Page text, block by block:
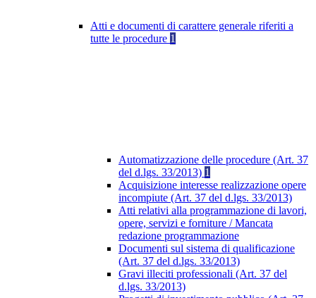
Atti e documenti di carattere generale riferiti a
tutte le procedure 1
Automatizzazione delle procedure (Art. 37
del d.lgs. 33/2013) 1
Acquisizione interesse realizzazione opere
incompiute (Art. 37 del d.lgs. 33/2013)
Atti relativi alla programmazione di lavori,
opere, servizi e forniture / Mancata
redazione programmazione
Documenti sul sistema di qualificazione
(Art. 37 del d.lgs. 33/2013)
Gravi illeciti professionali (Art. 37 del
d.lgs. 33/2013)